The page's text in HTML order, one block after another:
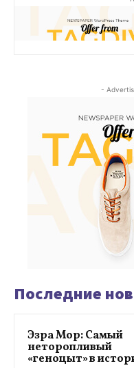
-
Последние
Эзра Мор: Самый
неторопливый
«геноцыт» в